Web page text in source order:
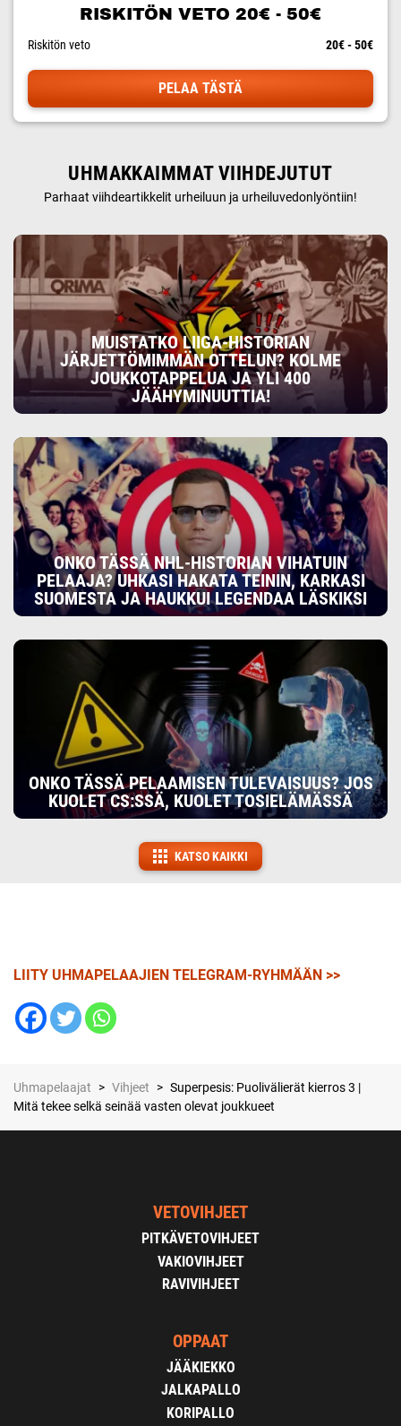
RISKITÖN VETO 20€ - 50€
Riskitön veto 20€ - 50€
PELAA TÄSTÄ
UHMAKKAIMMAT VIIHDEJUTUT
Parhaat viihdeartikkelit urheiluun ja urheiluvedonlyöntiin!
MUISTATKO LIIGA-HISTORIAN
JÄRJETTÖMIMMÄN OTTELUN? KOLME
JOUKKOTAPPELUA JA YLI 400
JÄÄHYMINUUTTIA!
ONKO TÄSSÄ NHL-HISTORIAN VIHATUIN
PELAAJA? UHKASI HAKATA TEININ, KARKASI
SUOMESTA JA HAUKKUI LEGENDAA LÄSKIKSI
ONKO TÄSSÄ PELAAMISEN TULEVAISUUS? JOS
KUOLET CS:SSÄ, KUOLET TOSIELÄMÄSSÄ
KATSO KAIKKI
LIITY UHMAPELAAJIEN TELEGRAM-RYHMÄÄN >>
Uhmapelaajat > Vihjeet > Superpesis: Puolivälierät kierros 3 |
Mitä tekee selkä seinää vasten olevat joukkueet
VETOVIHJEET
PITKÄVETOVIHJEET
VAKIOVIHJEET
RAVIVIHJEET
OPPAAT
JÄÄKIEKKO
JALKAPALLO
KORIPALLO